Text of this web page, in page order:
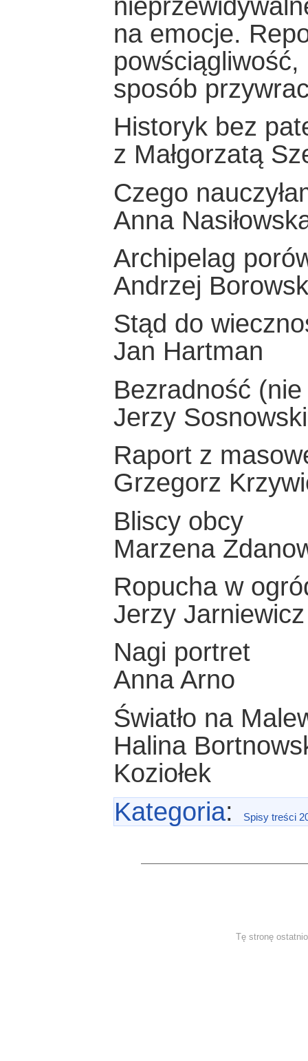
na emocje.
sposób
Historyk bez
z Małgorzatą
Czego
Anna
Archipelag
Andrzej
Stąd do
Jan Hartman
Bezradność
Jerzy Sosnowski
Raport z
Grzegorz
Bliscy obcy
Marzena
Ropucha w
Jerzy Jarniewicz
Nagi portret
Anna Arno
Światło na
Halina
Koziołek
Kategoria: Spisy treści
Tę stronę